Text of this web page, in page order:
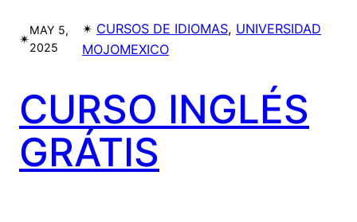
✴︎
MAY 5,
2025
✴︎ CURSOS DE IDIOMAS, UNIVERSIDAD
MOJOMEXICO
CURSO INGLÉS
GRÁTIS